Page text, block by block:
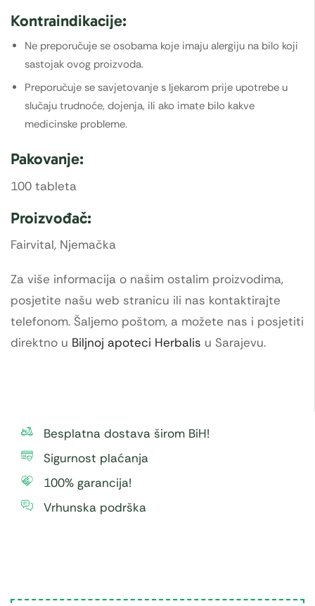
Kontraindikacije:
Ne preporučuje se osobama koje imaju alergiju na bilo koji
sastojak ovog proizvoda.
Preporučuje se savjetovanje s ljekarom prije upotrebe u
slučaju trudnoće, dojenja, ili ako imate bilo kakve
medicinske probleme.
Pakovanje:
100 tableta
Proizvođač:
Fairvital, Njemačka
Za više informacija o našim ostalim proizvodima,
posjetite našu web stranicu ili nas kontaktirajte
telefonom. Šaljemo poštom, a možete nas i posjetiti
direktno u Biljnoj apoteci Herbalis u Sarajevu.
Besplatna dostava širom BiH!
Sigurnost plaćanja
100% garancija!
Vrhunska podrška